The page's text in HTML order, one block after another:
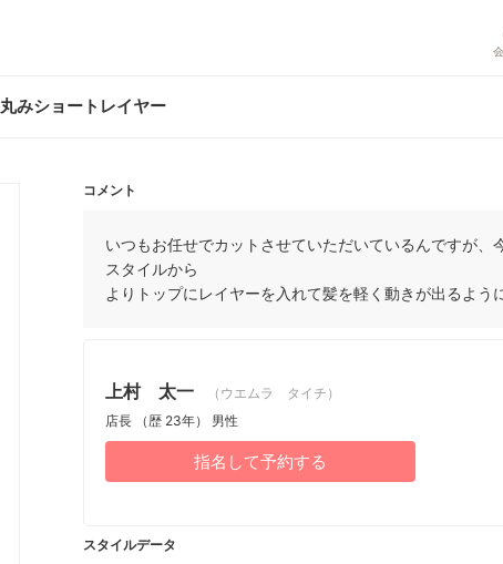
丸みショートレイヤー
コメント
いつもお任せでカットさせていただいているんですが、
スタイルから
よりトップにレイヤーを入れて髪を軽く動きが出るよう
上村 太一
（ウエムラ タイチ）
店長
（歴 23年） 男性
指名して予約する
スタイルデータ